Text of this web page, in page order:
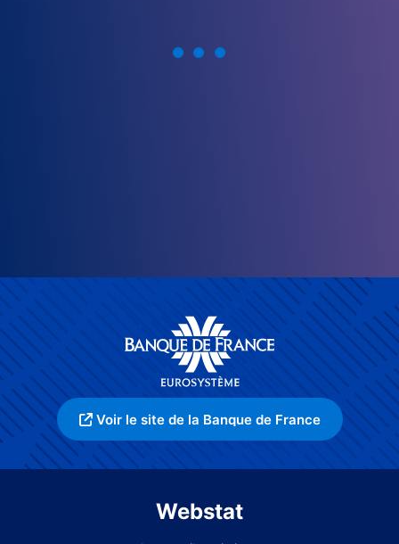
Voir le site de la Banque de France
Webstat